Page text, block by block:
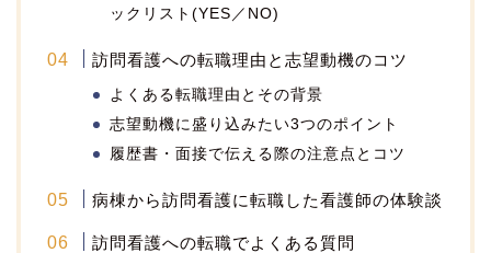
ックリスト(YES／NO)
訪問看護への転職理由と志望動機のコツ
よくある転職理由とその背景
志望動機に盛り込みたい3つのポイント
履歴書・面接で伝える際の注意点とコツ
病棟から訪問看護に転職した看護師の体験談
訪問看護への転職でよくある質問